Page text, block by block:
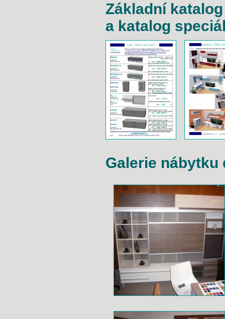
Základní
a katalog
Galerie